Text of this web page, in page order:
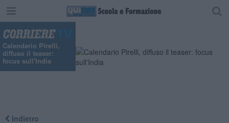
Calendario Pirelli,
diffuso il teaser:
focus sull'India
Indietro